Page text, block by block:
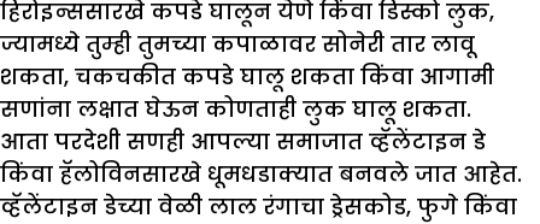
हिरोइन्ससारखे कपडे घालून येणे किंवा डिस्को लुक,
ज्यामध्ये तुम्ही तुमच्या कपाळावर सोनेरी तार लावू
शकता, चकचकीत कपडे घालू शकता किंवा आगामी
सणांना लक्षात घेऊन कोणताही लुक घालू शकता.
आता परदेशी सणही आपल्या समाजात व्हॅलेंटाइन डे
किंवा हॅलोविनसारखे धूमधडाक्यात बनवले जात आहेत.
व्हॅलेंटाइन डेच्या वेळी लाल रंगाचा ड्रेसकोड, फुगे किंवा